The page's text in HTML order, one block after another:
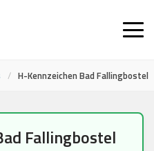
/ H-Kennzeichen Bad Fallingbostel
Fallingbostel